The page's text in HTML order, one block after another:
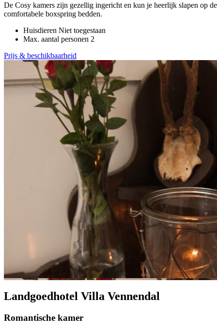
De Cosy kamers zijn gezellig ingericht en kun je heerlijk slapen op de
comfortabele boxspring bedden.
Huisdieren Niet toegestaan
Max. aantal personen 2
Prijs & beschikbaarheid
Landgoedhotel Villa Vennendal
Romantische kamer